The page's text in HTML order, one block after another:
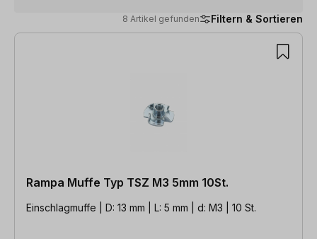
8 Artikel gefunden Filtern & Sortieren
8 Artikel gefunden
Rampa Muffe Typ TSZ M3 5mm 10St.
Einschlagmuffe | D: 13 mm | L: 5 mm | d: M3 | 10 St.